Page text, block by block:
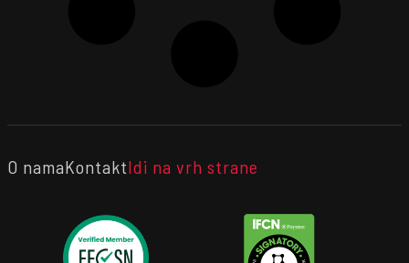
O namaKontaktIdi na vrh strane